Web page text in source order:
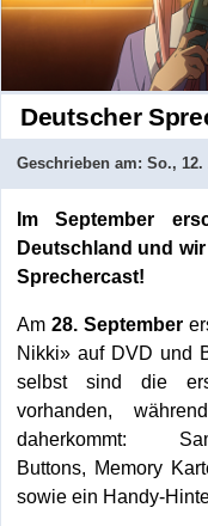
Deutscher
Geschrieben am: So., 12.
Im September
Deutschland und
Sprechercast!
Am 28. September
Nikki» auf DVD und
selbst sind die
vorhanden,
daherkommt:
Buttons, Memory
sowie ein Handy-